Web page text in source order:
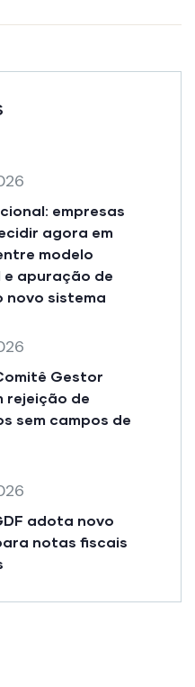
empresas
agora em
modelo
apuração de
novo sistema
Gestor
rejeição de
sem campos de
adota novo
notas fiscais